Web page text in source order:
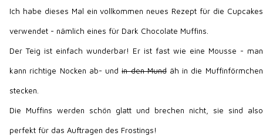
Ich habe dieses Mal ein vollkommen neues Rezept für die Cupcakes
verwendet - nämlich eines für Dark Chocolate Muffins.
Der Teig ist einfach wunderbar! Er ist fast wie eine Mousse - man
kann richtige Nocken ab- undin den Mundäh in die Muffinförmchen
stecken.
Die Muffins werden schön glatt und brechen nicht, sie sind also
perfekt für das Auftragen des Frostings!